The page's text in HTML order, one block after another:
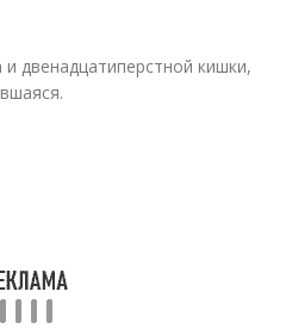
двенадцатиперстной кишки,